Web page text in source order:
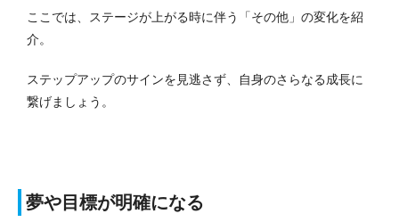
ここでは、ステージが上がる時に伴う「その他」の変化を紹
介。
ステップアップのサインを見逃さず、自身のさらなる成長に
繋げましょう。
夢や目標が明確になる